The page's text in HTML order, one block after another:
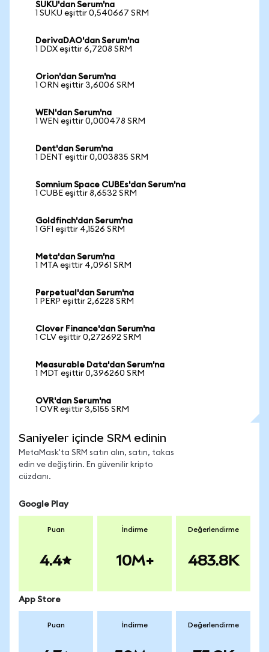
SUKU'dan Serum'na
1 SUKU eşittir 0,540667 SRM
DerivaDAO'dan Serum'na
1 DDX eşittir 6,7208 SRM
Orion'dan Serum'na
1 ORN eşittir 3,6006 SRM
WEN'dan Serum'na
1 WEN eşittir 0,000478 SRM
Dent'dan Serum'na
1 DENT eşittir 0,003835 SRM
Somnium Space CUBEs'dan Serum'na
1 CUBE eşittir 8,6532 SRM
Goldfinch'dan Serum'na
1 GFI eşittir 4,1526 SRM
Meta'dan Serum'na
1 MTA eşittir 4,0961 SRM
Perpetual'dan Serum'na
1 PERP eşittir 2,6228 SRM
Clover Finance'dan Serum'na
1 CLV eşittir 0,272692 SRM
Measurable Data'dan Serum'na
1 MDT eşittir 0,396260 SRM
OVR'dan Serum'na
1 OVR eşittir 3,5155 SRM
Saniyeler içinde SRM edinin
MetaMask'ta SRM satın alın, satın, takas
edin ve değiştirin. En güvenilir kripto
cüzdanı.
Google Play
Puan
4.4
İndirme
10M+
Değerlendirme
483.8K
App Store
Puan İndirme Değerlendirme